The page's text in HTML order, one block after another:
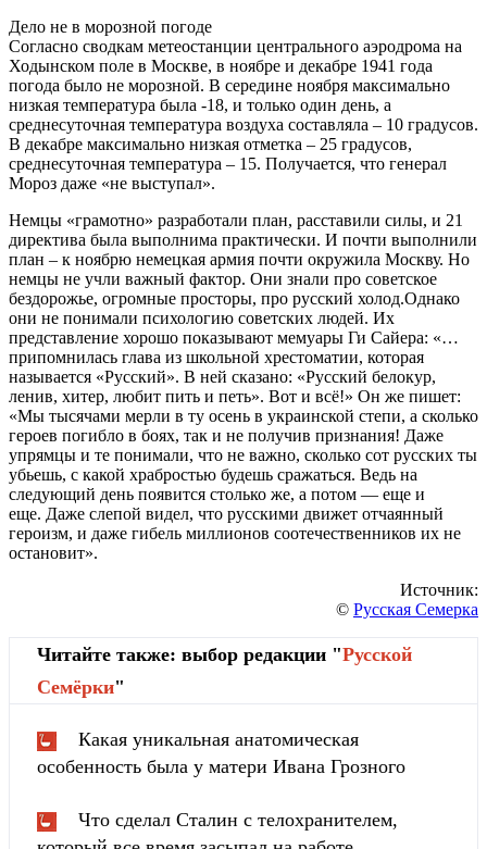
Дело не в морозной погоде
Согласно сводкам метеостанции центрального аэродрома на
Ходынском поле в Москве, в ноябре и декабре 1941 года
погода было не морозной. В середине ноября максимально
низкая температура была -18, и только один день, а
среднесуточная температура воздуха составляла – 10 градусов.
В декабре максимально низкая отметка – 25 градусов,
среднесуточная температура – 15. Получается, что генерал
Мороз даже «не выступал».
Немцы «грамотно» разработали план, расставили силы, и 21
директива была выполнима практически. И почти выполнили
план – к ноябрю немецкая армия почти окружила Москву. Но
немцы не учли важный фактор. Они знали про советское
бездорожье, огромные просторы, про русский холод.Однако
они не понимали психологию советских людей. Их
представление хорошо показывают мемуары Ги Сайера: «…
припомнилась глава из школьной хрестоматии, которая
называется «Русский». В ней сказано: «Русский белокур,
ленив, хитер, любит пить и петь». Вот и всё!» Он же пишет:
«Мы тысячами мерли в ту осень в украинской степи, а сколько
героев погибло в боях, так и не получив признания! Даже
упрямцы и те понимали, что не важно, сколько сот русских ты
убьешь, с какой храбростью будешь сражаться. Ведь на
следующий день появится столько же, а потом — еще и
еще. Даже слепой видел, что русскими движет отчаянный
героизм, и даже гибель миллионов соотечественников их не
остановит».
Источник:
© Русская Семерка
Читайте также: выбор редакции "Русской
Cемёрки"
Какая уникальная анатомическая
особенность была у матери Ивана Грозного
Что сделал Сталин с телохранителем,